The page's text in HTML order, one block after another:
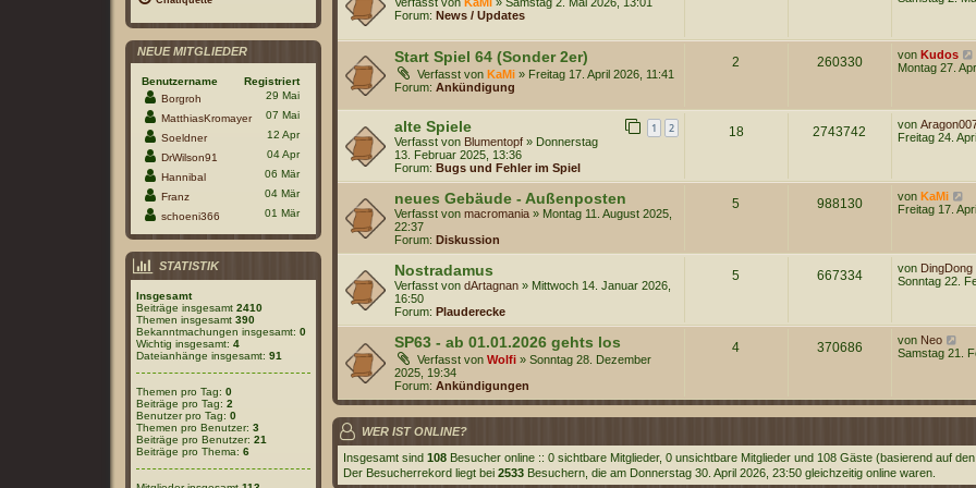
r
i
t
r
Forum: News / Updates
t
e
r
i
t
r
Start Spiel 64 (Sonder 2er)
Verfasst von KaMi » Freitag 17. April 2026, 11:41
Forum: Ankündigung
2 260330 von Kudos
i
r
Montag 27.
alte Spiele 1 2
Verfasst von Blumentopf » Donnerstag
13. Februar 2025, 13:36
Forum: Bugs und Fehler im Spiel
18 2743742 von
Freitag 24.
neues Gebäude - Außenposten
Verfasst von macromania » Montag 11. August 2025,
22:37
Forum: Diskussion
5 988130 von KaMi
e
e
r
i
r
Freitag 17.
Nostradamus
Verfasst von dArtagnan » Mittwoch 14. Januar 2026,
16:50
Forum: Plauderecke
5 667334 von DingDong
Sonntag 22.
SP63 - ab 01.01.2026 gehts los
Verfasst von Wolfi » Sonntag 28. Dezember
2025, 19:34
Forum: Ankündigungen
4 370686 von Neo
e
t
e
B
e
t
Samstag 21.
WER IST ONLINE?
Insgesamt sind 108 Besucher online :: 0 sichtbare Mitglieder, 0 unsichtbare Mitglieder und 108 Gäste (basierend auf
Der Besucherrekord liegt bei 2533 Besuchern, die am Donnerstag 30. April 2026, 23:50 gleichzeitig online waren.
NEUE MITGLIEDER
Benutzername
Registriert
Borgroh
29 Mai
MatthiasKromayer
07 Mai
Soeldner
12 Apr
DrWilson91
04 Apr
Hannibal
06 Mär
Franz
04 Mär
schoeni366
01 Mär
STATISTIK
Insgesamt
Beiträge insgesamt 2410
Themen insgesamt 390
Bekanntmachungen insgesamt: 0
Wichtig insgesamt: 4
Dateianhänge insgesamt: 91
Themen pro Tag: 0
Beiträge pro Tag: 2
Benutzer pro Tag: 0
Themen pro Benutzer: 3
Beiträge pro Benutzer: 21
Beiträge pro Thema: 6